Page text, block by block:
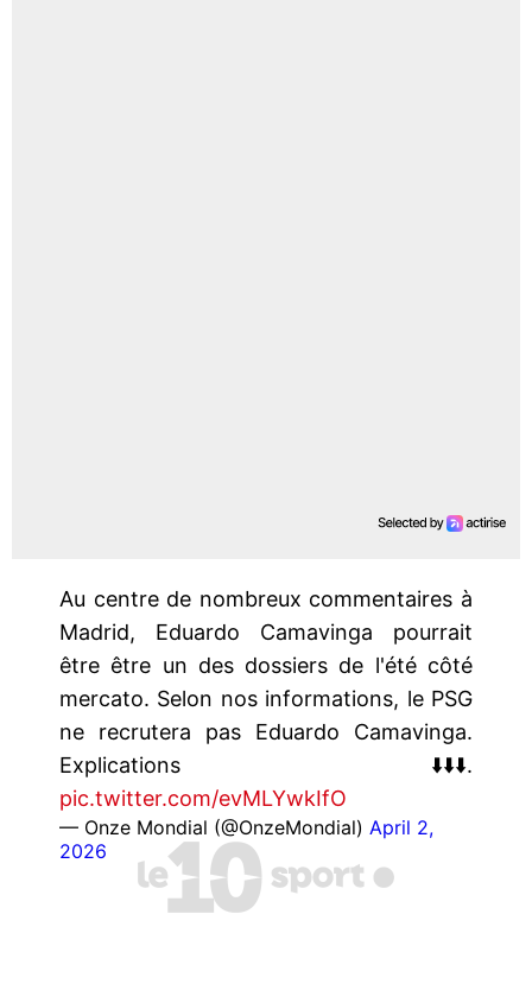
Au centre de nombreux commentaires à
Madrid, Eduardo Camavinga pourrait
être être un des dossiers de l'été côté
mercato. Selon nos informations, le PSG
ne recrutera pas Eduardo Camavinga.
Explications ⬇️⬇️⬇️.
pic.twitter.com/evMLYwkIfO
— Onze Mondial (@OnzeMondial) April 2,
2026